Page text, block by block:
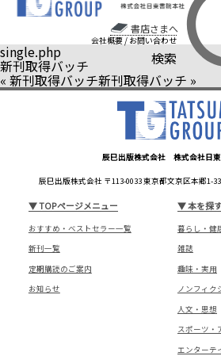
書店さまへ
会社概要 / お問い合わせ
検索
single.php
新刊取得バッチ
« 新刊取得バッチ新刊取得バッチ »
辰巳出版株式会社 株式会社日
辰巳出版株式会社 〒113-0033 東京都文京区本郷1-
▼TOPページメニュー
おすすめ・ベストセラー一覧
新刊一覧
定期購読のご案内
お知らせ
▼本を探
暮らし・健
雑誌
趣味・実用
ノンフィク
人文・思想
スポーツ・
エンターテ